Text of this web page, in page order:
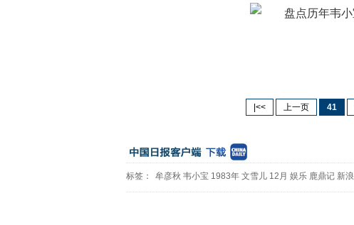
|<< 上一页 41
标签： 牟彦秋 韦小宝 1983年 文雪儿 12月 娱乐 鹿鼎记 新浪